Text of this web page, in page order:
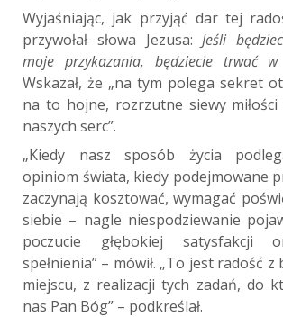
Wyjaśniając, jak przyjąć dar tej
przywołał słowa Jezusa:Jeśli
moje przykazania, będziecie trwać
Wskazał, że „na tym polega sekret
na to hojne, rozrzutne siewy
naszych serc”.
„Kiedy nasz sposób życia
opiniom świata, kiedy podejmowane
zaczynają kosztować, wymagać
siebie – nagle niespodziewanie
poczucie głębokiej satysfakcji
spełnienia” – mówił. „To jest radość z
miejscu, z realizacji tych zadań, do
nas Pan Bóg” – podkreślał.